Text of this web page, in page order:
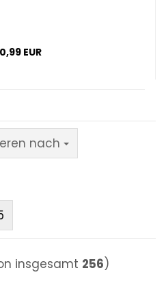
EUR
nach
nach
insgesamt 256)